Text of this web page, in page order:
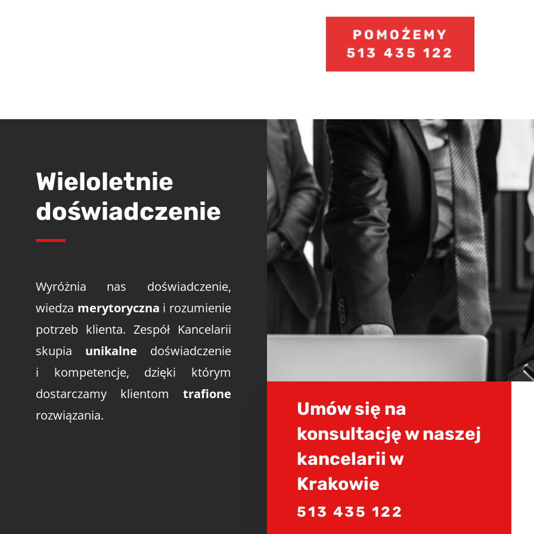
513 435 122
Wieloletnie
doświadczenie
Wyróżnia nas doświadczenie,
wiedza merytoryczna i rozumienie
potrzeb klienta. Zespół Kancelarii
skupia unikalne doświadczenie
i kompetencje, dzięki którym
dostarczamy klientom trafione
rozwiązania.
Umów się na
konsultację w naszej
kancelarii w
Krakowie
513 435 122